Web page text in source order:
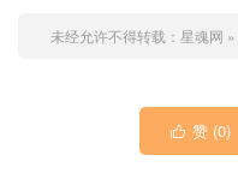
未经允许不得转载： 星魂网 »
 赞 (0)